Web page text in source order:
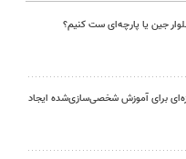
جین یا پارچه‌ای ست کنیم؟
برای آموزش شخصی‌سازی‌شده ایجاد